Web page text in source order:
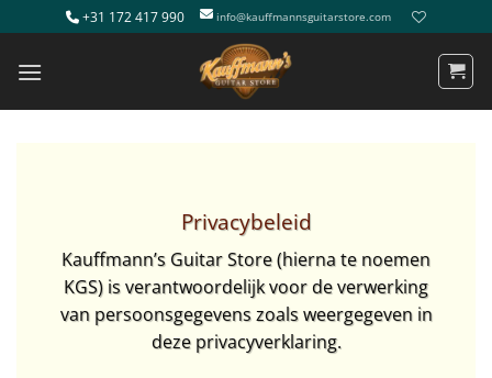
naar
inhoud
+31 172 417 990 info@kauffmannsguitarstore.com
Privacybeleid
Kauffmann’s Guitar Store (hierna te noemen
KGS) is verantwoordelijk voor de verwerking
van persoonsgegevens zoals weergegeven in
deze privacyverklaring.